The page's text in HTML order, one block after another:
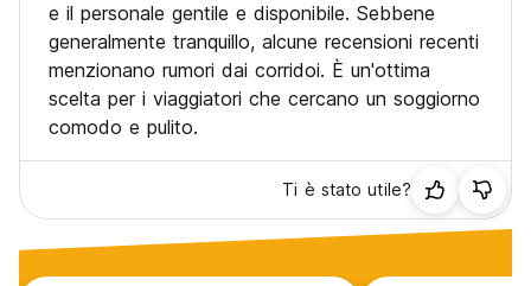
e il personale gentile e disponibile. Sebbene
generalmente tranquillo, alcune recensioni recenti
menzionano rumori dai corridoi. È un'ottima
scelta per i viaggiatori che cercano un soggiorno
comodo e pulito.
Ti è stato utile?